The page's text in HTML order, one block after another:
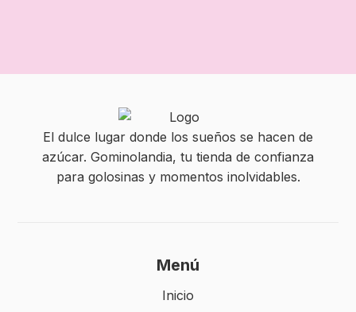
El dulce lugar donde los sueños se hacen de
azúcar. Gominolandia, tu tienda de confianza
para golosinas y momentos inolvidables.
Menú
Inicio